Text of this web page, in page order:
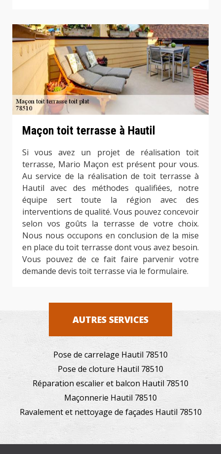
Maçon toit terrasse à Hautil
Si vous avez un projet de réalisation toit
terrasse, Mario Maçon est présent pour vous.
Au service de la réalisation de toit terrasse à
Hautil avec des méthodes qualifiées, notre
équipe sert toute la région avec des
interventions de qualité. Vous pouvez concevoir
selon vos goûts la terrasse de votre choix.
Nous nous occupons en conclusion de la mise
en place du toit terrasse dont vous avez besoin.
Vous pouvez de ce fait faire parvenir votre
demande devis toit terrasse via le formulaire.
AUTRES SERVICES
Pose de carrelage Hautil 78510
Pose de cloture Hautil 78510
Réparation escalier et balcon Hautil 78510
Maçonnerie Hautil 78510
Ravalement et nettoyage de façades Hautil 78510